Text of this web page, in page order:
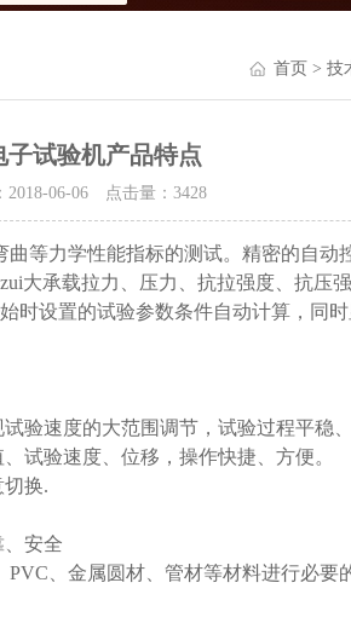
首页 > 技
子试验机产品特点
2018-06-06 点击量：3428
等力学性能指标的测试。精密的自动
大承载拉力、压力、抗拉强度、抗压
时设置的试验参数条件自动计算，同
验速度的大范围调节，试验过程平稳、
试验速度、位移，操作快捷、方便。
换.
安全
、金属圆材、管材等材料进行必要